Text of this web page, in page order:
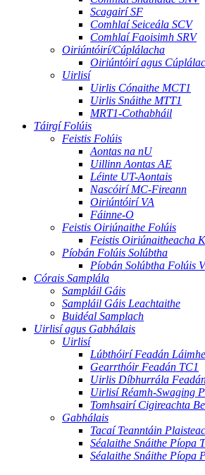
Scagairí SF
Comhlaí Seiceála SCV
Comhlaí Faoisimh SRV
Oiriúntóirí/Cúplálacha
Oiriúntóirí agus
Uirlisí
Uirlis Cónaithe MCT1
Uirlis Snáithe MTT1
MRT1-Cothabháil
Táirgí Folúis
Feistis Folúis
Aontas na nU
Uillinn Aontas AE
Léinte UT-Aontais
Nascóirí MC-Fireann
Oiriúntóirí VA
Fáinne-O
Feistis Oiriúnaithe Folúis
Feistis Oiriúnaitheacha
Píobán Folúis Solúbtha
Píobán Solúbtha Folúis
Córais Samplála
Sampláil Gáis
Sampláil Gáis Leachtaithe
Buidéal Samplach
Uirlisí agus Gabhálais
Uirlisí
Lúbthóirí Feadán
Gearrthóir Feadán TC1
Uirlis Díbhurrála
Uirlisí Réamh-Swaging
Tomhsairí Cigireachta
Gabhálais
Tacaí Teanntáin
Séalaithe Snáithe Píopa
Séalaithe Snáithe Píopa